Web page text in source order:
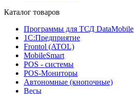
Каталог товаров
Программы для ТСД DataMobile
1С:Предприятие
Frontol (ATOL)
MobileSmart
POS - системы
POS-Мониторы
Автономные (кнопочные)
Весы